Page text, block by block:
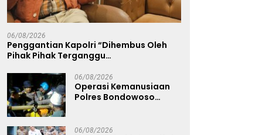
Polres Gresik Amankan Dua
Tersangka Edarkan Sabu
Jaringan Bangkalan
Abaikan Keselamatan Kerja,
Drajat di Raya Ngemplak
Sambikerep Pilih Kubur
06/08/2026
Penggantian Kapolri “Dihembus Oleh
Pihak Pihak Terganggu
06/08/2026
Operasi Kemanusiaan
Polres Bondowoso
Piramid
06/08/2026